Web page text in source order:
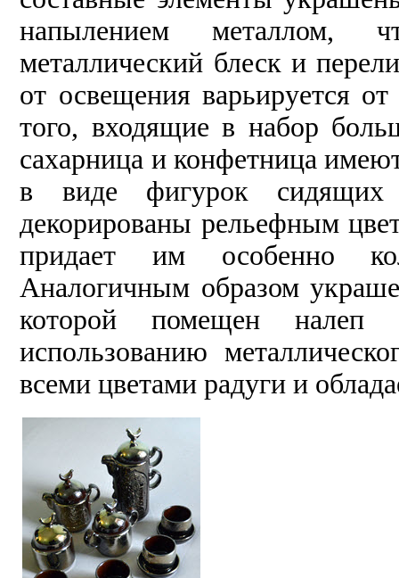
напылением металлом,
металлический блеск и
от освещения варьируется
того, входящие в набор
сахарница и конфетница
в виде фигурок
декорированы рельефным
придает им особенно
Аналогичным образом
которой помещен налеп
использованию
всеми цветами радуги и